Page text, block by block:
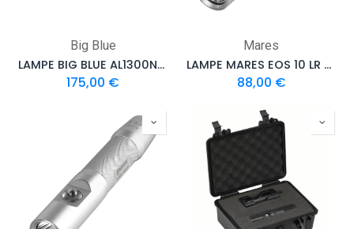
Big Blue
LAMPE BIG BLUE AL1300NP CAMO
175,00 €
Mares
LAMPE MARES EOS 10 LR ROVER
88,00 €